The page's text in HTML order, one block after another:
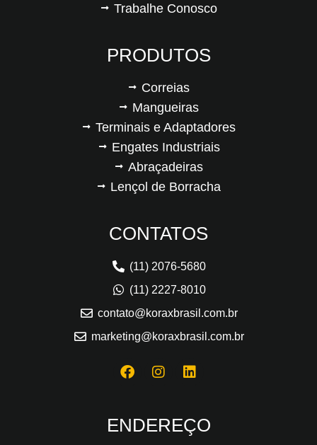
Trabalhe Conosco
PRODUTOS
Correias
Mangueiras
Terminais e Adaptadores
Engates Industriais
Abraçadeiras
Lençol de Borracha
CONTATOS
(11) 2076-5680
(11) 2227-8010
contato@koraxbrasil.com.br
marketing@koraxbrasil.com.br
ENDEREÇO